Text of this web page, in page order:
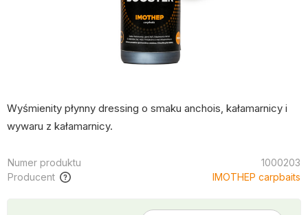
Wyśmienity płynny dressing o smaku anchois, kałamarnicy i
wywaru z kałamarnicy.
Numer produktu
1000203
Producent
IMOTHEP carpbaits